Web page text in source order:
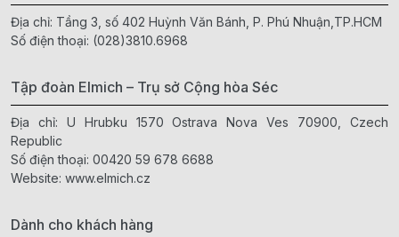
Địa chỉ: Tầng 3, số 402 Huỳnh Văn Bánh, P. Phú Nhuận,TP.HCM
Số điện thoại: (028)3810.6968
Tập đoàn Elmich – Trụ sở Cộng hòa Séc
Địa chỉ: U Hrubku 1570 Ostrava Nova Ves 70900, Czech
Republic
Số điện thoại: 00420 59 678 6688
Website: www.elmich.cz
Dành cho khách hàng